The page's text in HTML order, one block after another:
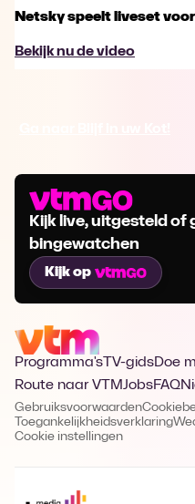
Netsky speelt liveset
Bekijk nu de video
Kijk live, uitgesteld of
bingewatchen
Kijk op
Programma's TV-gidsDoe
Route naar VTMJobsFAQ
Gebruiksvoorwaarden
Toegankelijkheidsverklaring
Cookie instellingen